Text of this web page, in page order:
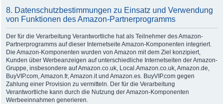
8. Datenschutzbestimmungen zu Einsatz und Verwendung
von Funktionen des Amazon-Partnerprogramms
Der für die Verarbeitung Verantwortliche hat als Teilnehmer des Amazon-
Partnerprogramms auf dieser Internetseite Amazon-Komponenten integriert.
Die Amazon-Komponenten wurden von Amazon mit dem Ziel konzipiert,
Kunden über Werbeanzeigen auf unterschiedliche Internetseiten der Amazon-
Gruppe, insbesondere auf Amazon.co.uk, Local.Amazon.co.uk, Amazon.de,
BuyVIP.com, Amazon.fr, Amazon.it und Amazon.es. BuyVIP.com gegen
Zahlung einer Provision zu vermitteln. Der für die Verarbeitung
Verantwortliche kann durch die Nutzung der Amazon-Komponenten
Werbeeinnahmen generieren.